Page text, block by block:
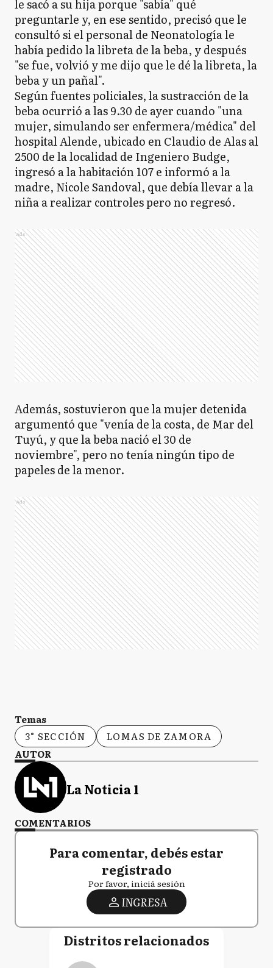
le sacó a su hija porque "sabía" qué
preguntarle y, en ese sentido, precisó que le
consultó si el personal de Neonatología le
había pedido la libreta de la beba, y después
"se fue, volvió y me dijo que le dé la libreta, la
beba y un pañal".
Según fuentes policiales, la sustracción de la
beba ocurrió a las 9.30 de ayer cuando "una
mujer, simulando ser enfermera/médica" del
hospital Alende, ubicado en Claudio de Alas al
2500 de la localidad de Ingeniero Budge,
ingresó a la habitación 107 e informó a la
madre, Nicole Sandoval, que debía llevar a la
niña a realizar controles pero no regresó.
Ads
Además, sostuvieron que la mujer detenida
argumentó que "venía de la costa, de Mar del
Tuyú, y que la beba nació el 30 de
noviembre", pero no tenía ningún tipo de
papeles de la menor.
Ads
Temas
3° SECCIÓN
LOMAS DE ZAMORA
AUTOR
La Noticia 1
COMENTARIOS
Para comentar, debés estar
registrado
Por favor, iniciá sesión
INGRESA
Distritos relacionados